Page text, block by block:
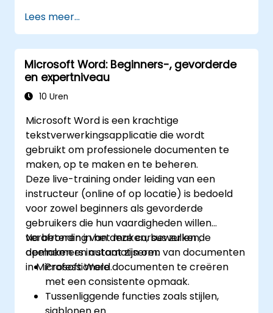
Lees meer...
Microsoft Word: Beginners-, gevorderde
en expertniveau
10 Uren
Microsoft Word is een krachtige
tekstverwerkingsapplicatie die wordt
gebruikt om professionele documenten te
maken, op te maken en te beheren.
Deze live-training onder leiding van een
instructeur (online of op locatie) is bedoeld
voor zowel beginners als gevorderde
gebruikers die hun vaardigheden willen
verbeteren in het maken, bewerken,
opmaken en automatiseren van documenten
in Microsoft Word.
Na afronding van deze cursus zullen de
deelnemers in staat zijn om:
Professionele documenten te creëren
met een consistente opmaak.
Tussenliggende functies zoals stijlen,